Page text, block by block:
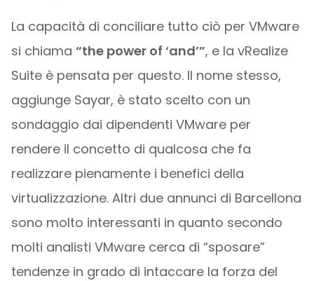
La capacità di conciliare tutto ciò per VMware
si chiama “the power of ‘and’”, e la vRealize
Suite è pensata per questo. Il nome stesso,
aggiunge Sayar, è stato scelto con un
sondaggio dai dipendenti VMware per
rendere il concetto di qualcosa che fa
realizzare pienamente i benefici della
virtualizzazione. Altri due annunci di Barcellona
sono molto interessanti in quanto secondo
molti analisti VMware cerca di “sposare”
tendenze in grado di intaccare la forza del